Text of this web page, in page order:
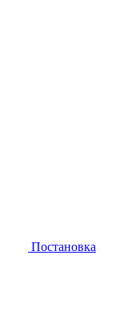
Постановка